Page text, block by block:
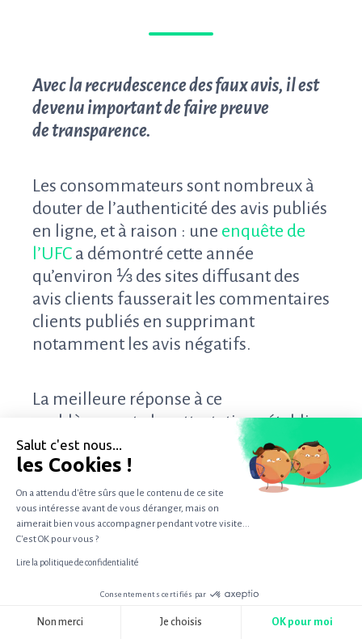
Avec la recrudescence des faux avis, il est
devenu important de faire preuve
de transparence.
Les consommateurs sont nombreux à
douter de l’authenticité des avis publiés
en ligne, et à raison : une enquête de
l’UFC a démontré cette année
qu’environ ⅓ des sites diffusant des
avis clients fausserait les commentaires
clients publiés en supprimant
notamment les avis négatifs.
La meilleure réponse à ce
problème reste les attestations établies
par des tiers de confiance se
conformant à la norme AFNOR « Avis
de consommateurs » NF Z74-501, tels
queTrustVille.
Ceux-là prennent en charge la
publication des avis (que ce soit sur
votre site ou sur un site tiers) et
Salut c'est nous...
les Cookies !
On a attendu d'être sûrs que le contenu de ce site
vous intéresse avant de vous déranger, mais on
aimerait bien vous accompagner pendant votre visite...
C'est OK pour vous ?
Lire la politique de confidentialité
Consentements certifiés par
Non merci Je choisis OK pour moi